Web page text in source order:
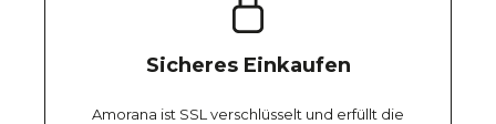
Sicheres Einkaufen
Amorana ist SSL verschlüsselt und erfüllt die